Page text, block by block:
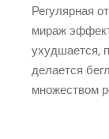
Регулярная
мираж
ухудшается,
делается
множеством